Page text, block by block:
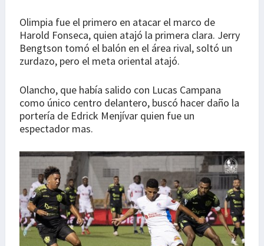
Olimpia fue el primero en atacar el marco de
Harold Fonseca, quien atajó la primera clara. Jerry
Bengtson tomó el balón en el área rival, soltó un
zurdazo, pero el meta oriental atajó.
Olancho, que había salido con Lucas Campana
como único centro delantero, buscó hacer daño la
portería de Edrick Menjívar quien fue un
espectador mas.